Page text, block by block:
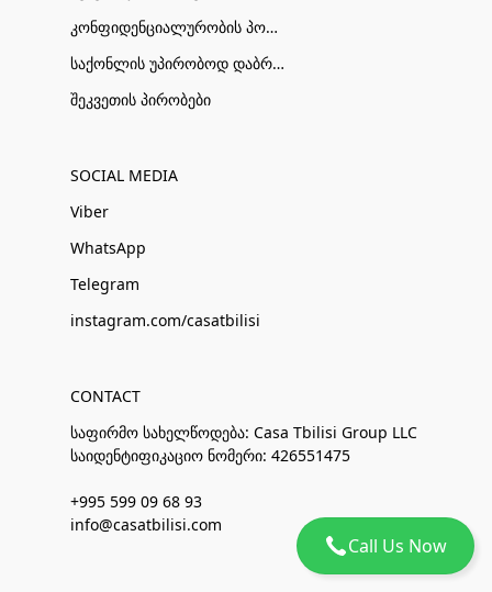
Call Us Now
კონფიდენციალურობის პოლიტიკა
საქონლის უპირობოდ დაბრუნების პირობები
შეკვეთის პირობები
SOCIAL MEDIA
Viber
WhatsApp
Telegram
instagram.com/casatbilisi
CONTACT
საფირმო სახელწოდება: Casa Tbilisi Group LLC
საიდენტიფიკაციო ნომერი: 426551475
+995 599 09 68 93
info@casatbilisi.com